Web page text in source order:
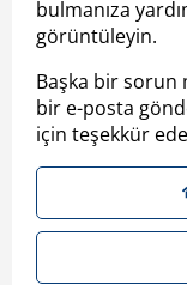
bulmanıza
görüntüleyin.
Başka bir sorun
bir e-posta
için teşekkür